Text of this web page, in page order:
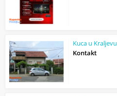
Kuca u Kraljevu
Kontakt